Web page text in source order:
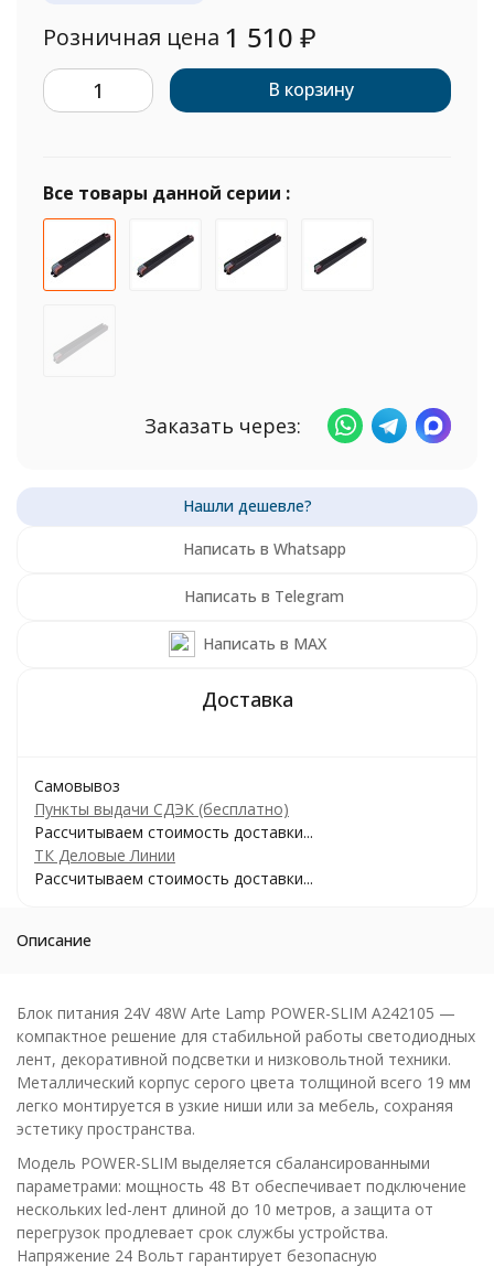
Розничная цена 1 510 ₽
В корзину
Все товары данной серии :
Заказать через:
Написать в Whatsapp
Написать в Telegram
Написать в MAX
Самовывоз
Пункты выдачи СДЭК (бесплатно)
Рассчитываем стоимость доставки...
ТК Деловые Линии
Рассчитываем стоимость доставки...
Описание
Блок питания 24V 48W Arte Lamp POWER-SLIM A242105 —
компактное решение для стабильной работы светодиодных
лент, декоративной подсветки и низковольтной техники.
Металлический корпус серого цвета толщиной всего 19 мм
легко монтируется в узкие ниши или за мебель, сохраняя
эстетику пространства.
Модель POWER-SLIM выделяется сбалансированными
параметрами: мощность 48 Вт обеспечивает подключение
нескольких led-лент длиной до 10 метров, а защита от
перегрузок продлевает срок службы устройства.
Напряжение 24 Вольт гарантирует безопасную